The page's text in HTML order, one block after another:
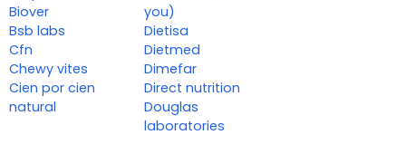
Biover
Bsb labs
Cfn
Chewy vites
Cien por cien
natural
you)
Dietisa
Dietmed
Dimefar
Direct nutrition
Douglas
laboratories